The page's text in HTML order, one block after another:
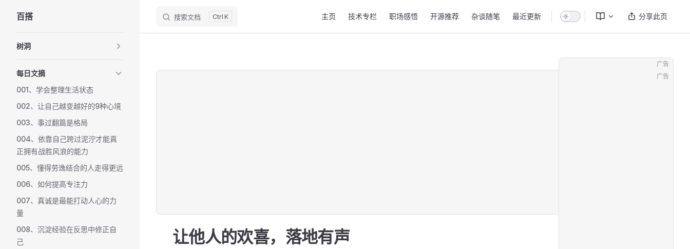
Skip to content
百搭 搜索文档 K 主页 技术专栏 职场感悟 开源推荐 杂谈随笔 最近更新 分享此页
树洞
每日文摘
001、学会整理生活状态
002、让自己越变越好的9种心境
003、事过翻篇是格局
004、依靠自己跨过泥泞才能真
正拥有战胜风浪的能力
005、懂得劳逸结合的人走得更远
006、如何提高专注力
007、真诚是最能打动人心的力
量
008、沉淀经验在反思中修正自
己
广告
广告
让他人的欢喜，落地有声